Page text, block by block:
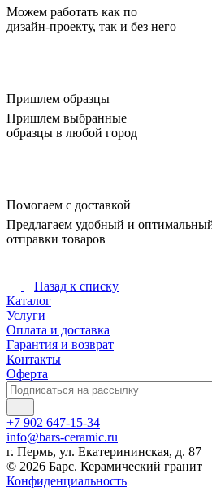
Можем работать как по
дизайн-проекту, так и без него
Пришлем образцы
Пришлем выбранные
образцы в любой город
Помогаем с доставкой
Предлагаем удобный и
отправки товаров
Назад к списку
Каталог
Услуги
Оплата и доставка
Гарантия и возврат
Контакты
Оферта
+7 902 647-15-34
info@bars-ceramic.ru
г. Пермь, ул. Екатерининская, д. 87
© 2026 Барс. Керамический гранит
Конфиденциальность